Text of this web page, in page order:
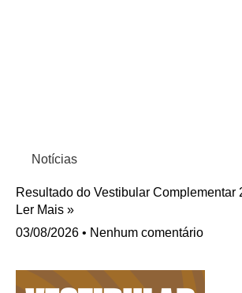
Notícias
Resultado do Vestibular Complementar
Ler Mais »
03/08/2026
Nenhum comentário